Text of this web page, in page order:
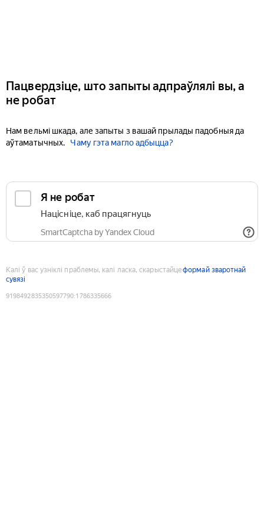
Пацвердзіце, што запыты адпраўлялі вы, а
не робат
Нам вельмі шкада, але запыты з вашай прылады падобныя да
аўтаматычных.
Чаму гэта магло адбыцца?
Я не робат
Націсніце, каб працягнуць
SmartCaptcha by Yandex Cloud
Калі ў вас узніклі праблемы, калі ласка, скарыстайцеформай зваротнай
сувязі
9198492835350597790:1786335666